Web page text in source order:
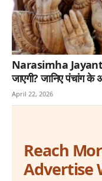
Narasimha Jayanti
जाएगी? जानिए पंचांग के
April 22, 2026
Reach
Advertise